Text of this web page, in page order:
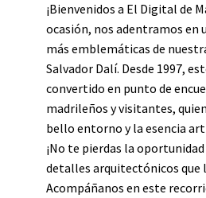
¡Bienvenidos a El Digital de
ocasión, nos adentramos en
más emblemáticas de
Salvador Dalí. Desde 1997,
convertido en punto de
madrileños y visitantes,
bello entorno y la esencia
¡No te pierdas la
detalles arquitectónicos que
Acompáñanos en este